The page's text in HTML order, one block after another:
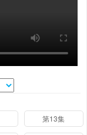
第13集